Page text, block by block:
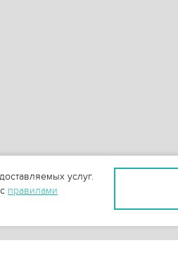
услуг.
правилами